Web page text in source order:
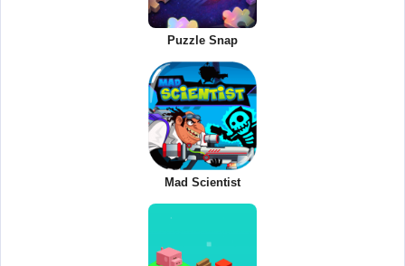
Puzzle Snap
Mad Scientist